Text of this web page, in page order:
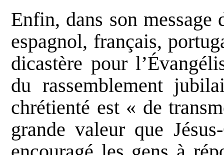
Enfin, dans son message
espagnol, français,
dicastère pour
du rassemblement
chrétienté est « de
grande valeur que